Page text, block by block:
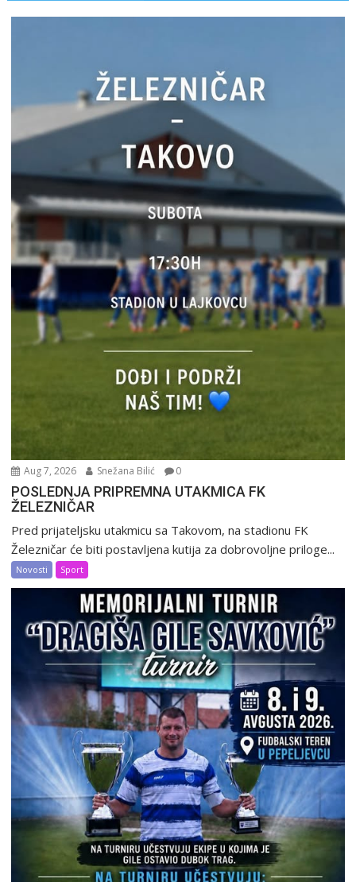
Aug 7, 2026 Snežana Bilić 0
POSLEDNJA PRIPREMNA UTAKMICA FK
ŽELEZNIČAR
Pred prijateljsku utakmicu sa Takovom, na stadionu FK
Železničar će biti postavljena kutija za dobrovoljne priloge...
Novosti Sport